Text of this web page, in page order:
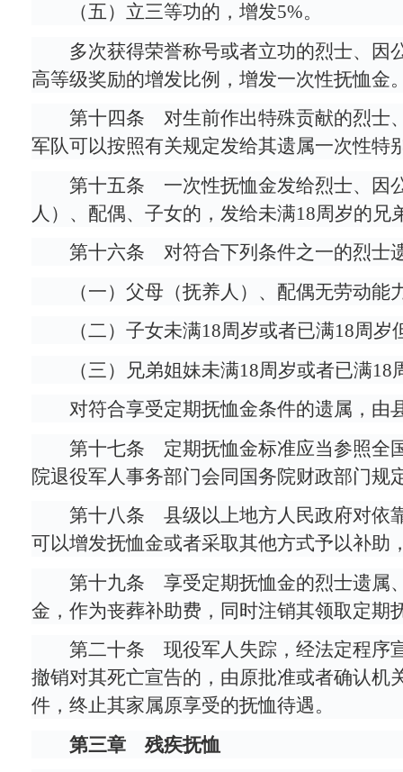
（五）立三等功的，增发5%。
多次获得荣誉称号或者立功的烈士、因
高等级奖励的增发比例，增发一次性抚恤金
第十四条 对生前作出特殊贡献的烈士
军队可以按照有关规定发给其遗属一次性特
第十五条 一次性抚恤金发给烈士、因
人）、配偶、子女的，发给未满18周岁的
第十六条 对符合下列条件之一的烈士
（一）父母（抚养人）、配偶无劳动
（二）子女未满18周岁或者已满18周
（三）兄弟姐妹未满18周岁或者已满
对符合享受定期抚恤金条件的遗属，由
第十七条 定期抚恤金标准应当参照全
院退役军人事务部门会同国务院财政部门规
第十八条 县级以上地方人民政府对依
可以增发抚恤金或者采取其他方式予以补助
第十九条 享受定期抚恤金的烈士遗属
金，作为丧葬补助费，同时注销其领取定期
第二十条 现役军人失踪，经法定程序
撤销对其死亡宣告的，由原批准或者确认机
件，终止其家属原享受的抚恤待遇。
第三章 残疾抚恤